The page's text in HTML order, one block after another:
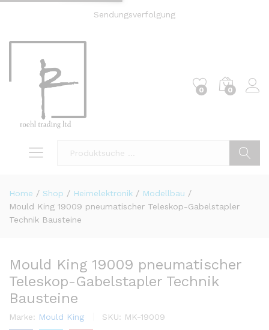
Sendungsverfolgung
0 0
Home / Shop / Heimelektronik / Modellbau /
Mould King 19009 pneumatischer Teleskop-Gabelstapler
Technik Bausteine
Mould King 19009 pneumatischer
Teleskop-Gabelstapler Technik
Bausteine
Marke: Mould King SKU: MK-19009